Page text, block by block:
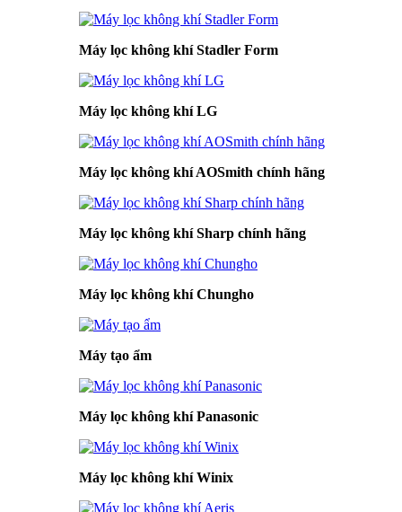
Máy lọc không khí Stadler Form
Máy lọc không khí LG
Máy lọc không khí AOSmith chính hãng
Máy lọc không khí Sharp chính hãng
Máy lọc không khí Chungho
Máy tạo ẩm
Máy lọc không khí Panasonic
Máy lọc không khí Winix